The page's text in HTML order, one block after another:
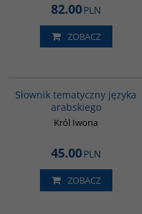
82.00PLN
ZOBACZ
Słownik tematyczny języka
arabskiego
Król Iwona
45.00PLN
ZOBACZ